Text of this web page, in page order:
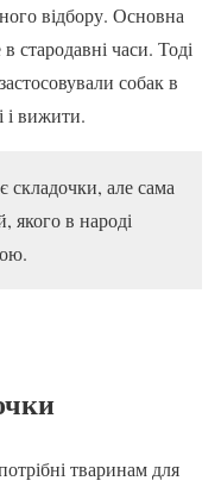
відбору. Основна
стародавні часи. Тоді
собак в
і вижити.
складочки, але сама
в народі
тваринам для